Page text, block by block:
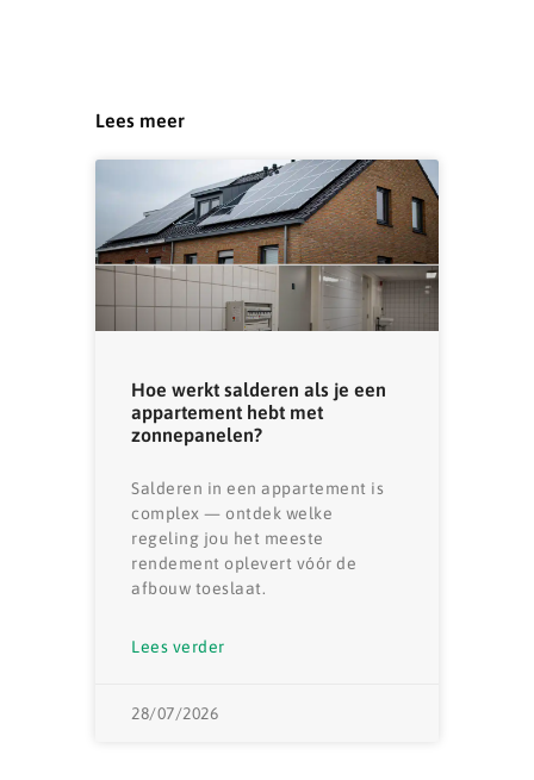
Lees meer
Hoe werkt salderen als je een
appartement hebt met
zonnepanelen?
Salderen in een appartement is
complex — ontdek welke
regeling jou het meeste
rendement oplevert vóór de
afbouw toeslaat.
Lees verder
28/07/2026